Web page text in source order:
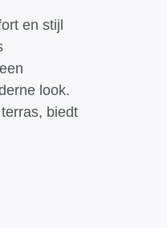
en stijl
look.
biedt